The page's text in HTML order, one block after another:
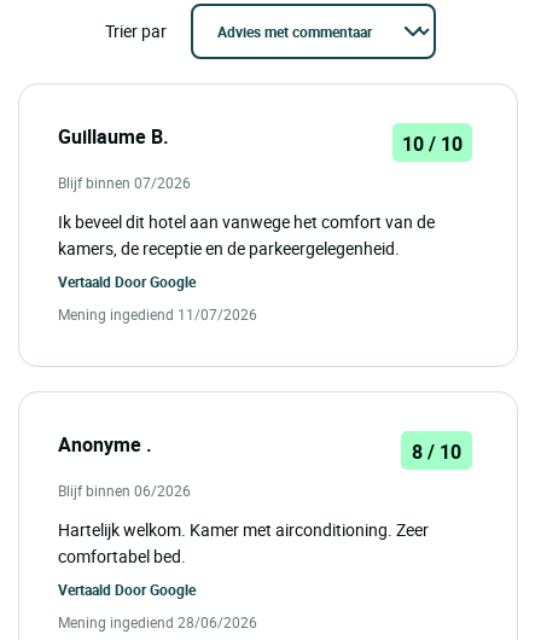
Trier par
Guillaume B. 10 / 10
Blijf binnen 07/2026
Ik beveel dit hotel aan vanwege het comfort van de
kamers, de receptie en de parkeergelegenheid.
Vertaald DoorGoogle
Mening ingediend 11/07/2026
Anonyme . 8 / 10
Blijf binnen 06/2026
Hartelijk welkom. Kamer met airconditioning. Zeer
comfortabel bed.
Vertaald DoorGoogle
Mening ingediend 28/06/2026